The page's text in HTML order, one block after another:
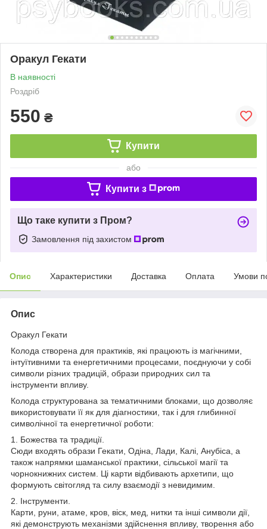
Оракул Гекати
В наявності
Роздріб
550 ₴
Купити
або
Купити з
Що таке купити з Пром?
Замовлення під захистом
Опис Характеристики Доставка Оплата Умови
Опис
Оракул Гекати
Колода створена для практиків, які працюють із магічними,
інтуїтивними та енергетичними процесами, поєднуючи у собі
символи різних традицій, образи природних сил та
інструменти впливу.
Колода структурована за тематичними блоками, що дозволяє
використовувати її як для діагностики, так і для глибинної
символічної та енергетичної роботи:
1. Божества та традиції.
Сюди входять образи Гекати, Одіна, Лади, Калі, Анубіса, а
також напрямки шаманської практики, сільської магії та
чорнокнижних систем. Ці карти відбивають архетипи, що
формують світогляд та силу взаємодії з невидимим.
2. Інструменти.
Карти, руни, атаме, кров, віск, мед, нитки та інші символи дії,
які демонструють механізми здійснення впливу, творення або